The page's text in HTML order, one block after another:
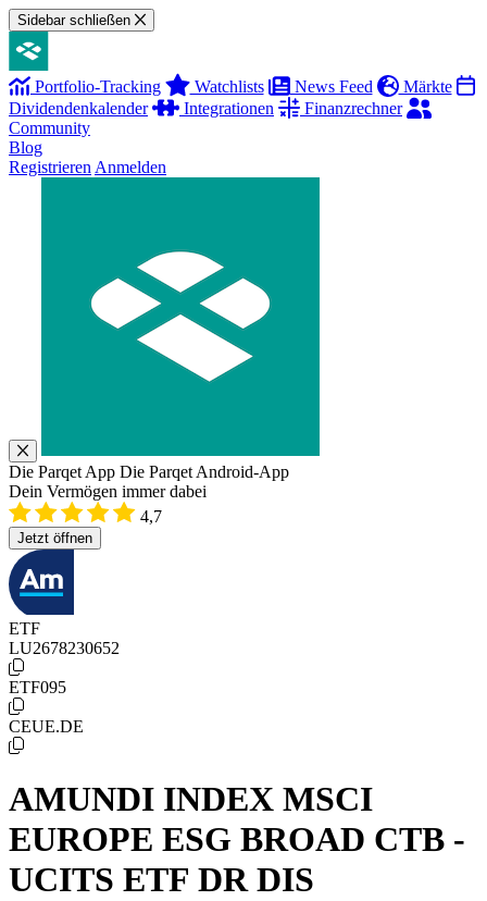
Sidebar schließen
Portfolio-Tracking Watchlists News Feed
Märkte
Dividendenkalender
Integrationen
Finanzrechner
Community
Blog
Registrieren Anmelden
Die Parqet App Die Parqet Android-App
Dein Vermögen immer dabei
4,7
Jetzt öffnen
ETF
LU2678230652
ETF095
CEUE.DE
AMUNDI INDEX MSCI
EUROPE ESG BROAD CTB -
UCITS ETF DR DIS